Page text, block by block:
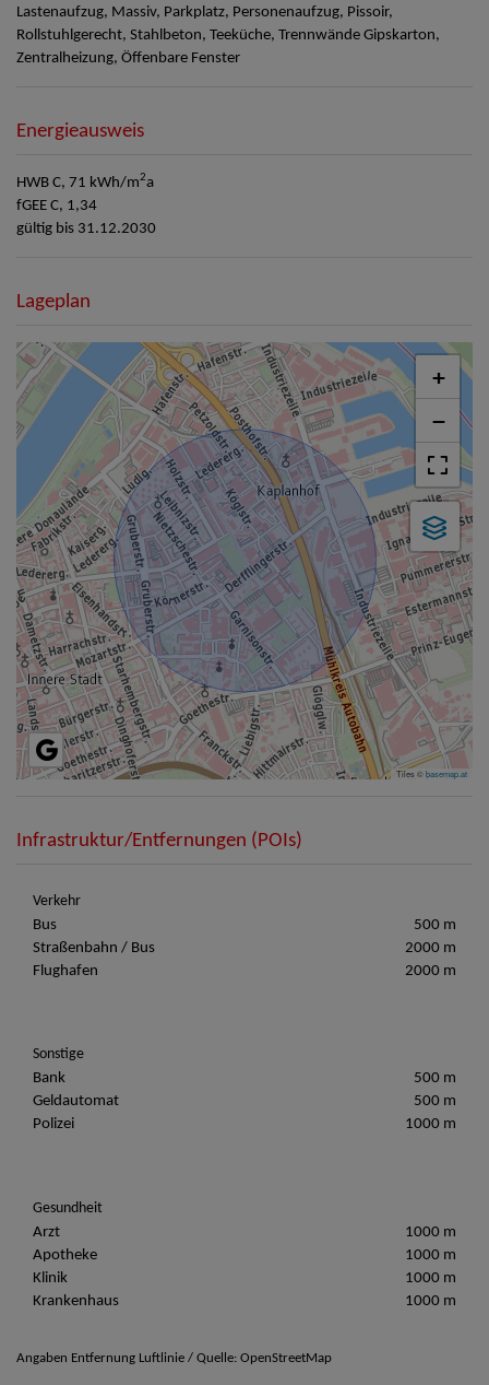
Lastenaufzug Massiv Parkplatz Personenaufzug Pissoir
Rollstuhlgerecht Stahlbeton Teeküche Trennwände Gipskarton
Zentralheizung Öffenbare Fenster
Energieausweis
HWB C, 71 kWh/m2a
fGEE C, 1,34
gültig bis 31.12.2030
Lageplan
+
−
Tiles ©basemap.at
Infrastruktur/Entfernungen (POIs)
Verkehr
Bus
500 m
Straßenbahn / Bus
2000 m
Flughafen
2000 m
Sonstige
Bank
500 m
Geldautomat
500 m
Polizei
1000 m
Gesundheit
Arzt
1000 m
Apotheke
1000 m
Klinik
1000 m
Krankenhaus
1000 m
Angaben Entfernung Luftlinie / Quelle: OpenStreetMap